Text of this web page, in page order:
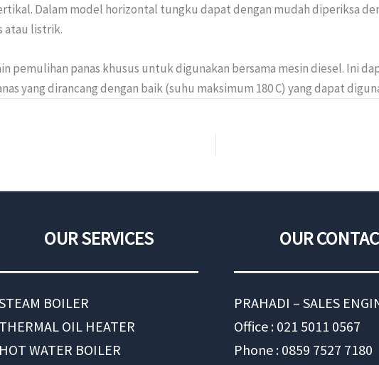
Dalam model horizontal tungku dapat dengan mudah diperiksa
atau listrik.
pemulihan panas khusus untuk digunakan bersama mesin diesel. Ini
yang dirancang dengan baik (suhu maksimum 180 C) yang dapat
OUR SERVICES
BOILER
THERMAL OIL HEATER
HOT WATER BOILER
OUR
PRAHADI – SALES
Office : 021 5011 0567
Phone : 0859 7527 7180